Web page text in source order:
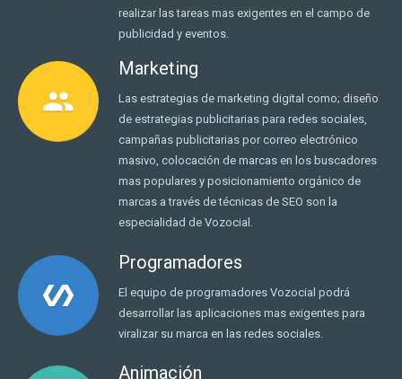
realizar las tareas mas exigentes en el campo de
publicidad y eventos.
people
Marketing
Las estrategias de marketing digital como; diseño
de estrategias publicitarias para redes sociales,
campañas publicitarias por correo electrónico
masivo, colocación de marcas en los buscadores
mas populares y posicionamiento orgánico de
marcas a través de técnicas de SEO son la
especialidad de Vozocial.
polymer
Programadores
El equipo de programadores Vozocial podrá
desarrollar las aplicaciones mas exigentes para
viralizar su marca en las redes sociales.
Animación